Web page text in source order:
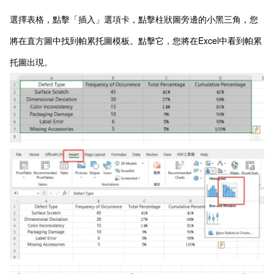
選擇表格，點擊「插入」選項卡，點擊柱狀圖旁邊的小黑三角，您
將在直方圖中找到帕累托圖模板。點擊它，您將在Excel中看到帕累
托圖出現。